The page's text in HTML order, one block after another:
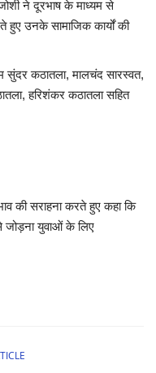
ने दूरभाष के माध्यम से
उनके सामाजिक कार्यों की
सुंदर कठातला, मालचंद सारस्वत,
हरिशंकर कठातला सहित
की सराहना करते हुए कहा कि
जोड़ना युवाओं के लिए